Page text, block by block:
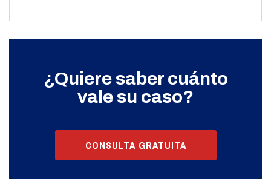
¿Quiere saber cuánto
vale su caso?
CONSULTA GRATUITA